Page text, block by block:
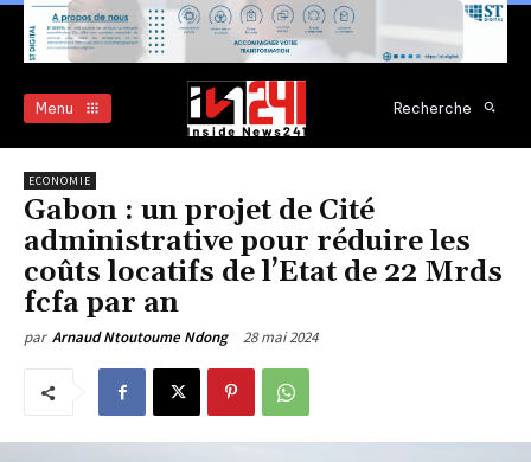
Menu Recherche
ECONOMIE
Gabon : un projet de Cité
administrative pour réduire les
coûts locatifs de l’Etat de 22 Mrds
fcfa par an
par Arnaud Ntoutoume Ndong 28 mai 2024